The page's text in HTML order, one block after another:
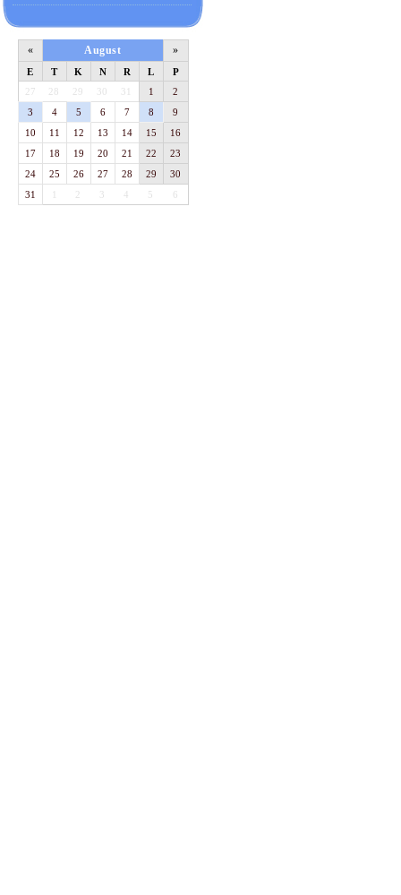
« August »
E T K N R L
P
27
28 29 30 31 1
2
3
4 5 6 7 8
9
10
11 12 13 14 15
16
17
18 19 20 21 22
23
24
25 26 27 28 29
30
31
1 3 4 5 6